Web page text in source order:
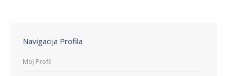
Navigacija Profila
Moj Profil